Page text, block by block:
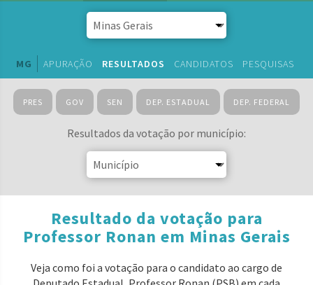
MG APURAÇÃO RESULTADOS CANDIDATOS PESQUISAS
PRES GOV SEN DEP. ESTADUAL DEP. FEDERAL
Resultados da votação por município:
Resultado da votação para
Professor Ronan em Minas Gerais
Veja como foi a votação para o candidato ao cargo de